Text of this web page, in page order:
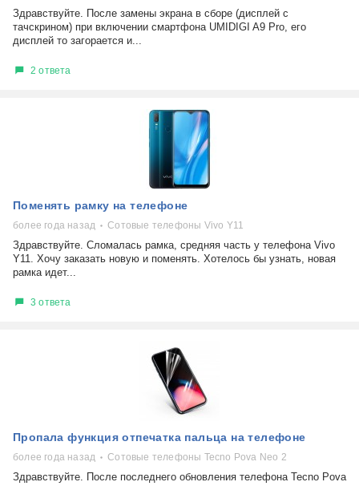
Здравствуйте. После замены экрана в сборе (дисплей с
тачскрином) при включении смартфона UMIDIGI A9 Pro, его
дисплей то загорается и...
2 ответа
Поменять рамку на телефоне
более года назад Сотовые телефоны Vivo Y11
Здравствуйте. Сломалась рамка, средняя часть у телефона Vivo
Y11. Хочу заказать новую и поменять. Хотелось бы узнать, новая
рамка идет...
3 ответа
Пропала функция отпечатка пальца на телефоне
более года назад Сотовые телефоны Tecno Pova Neo 2
Здравствуйте. После последнего обновления телефона Tecno Pova